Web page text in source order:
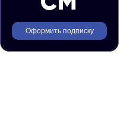
Оформить подписку